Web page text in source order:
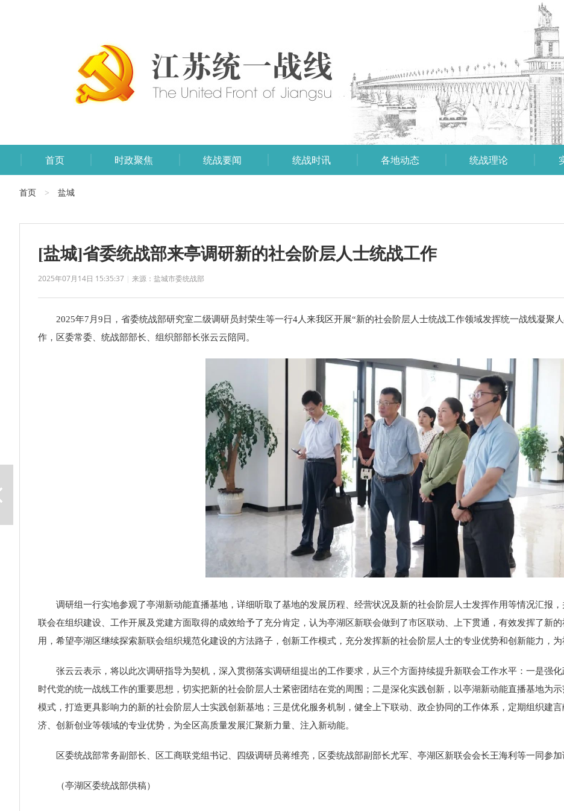
首页 时政聚焦 统战要闻 统战时讯 各地动态 统战理论
首页 > 盐城
[盐城]省委统战部来亭调研新的社会阶层人士统战工作
2025年07月14日 15:35:37 | 来源：盐城市委统战部
2025年7月9日，省委统战部研究室二级调研员封荣生等一行4人来我区开展“新的社会阶层人士统战工作领域发挥统一战线凝聚
作，区委常委、统战部部长、组织部部长张云云陪同。
调研组一行实地参观了亭湖新动能直播基地，详细听取了基地的发展历程、经营状况及新的社会阶层人士发挥作用等情况汇报
联会在组织建设、工作开展及党建方面取得的成效给予了充分肯定，认为亭湖区新联会做到了市区联动、上下贯通，有效发挥了新
用，希望亭湖区继续探索新联会组织规范化建设的方法路子，创新工作模式，充分发挥新的社会阶层人士的专业优势和创新能力，
张云云表示，将以此次调研指导为契机，深入贯彻落实调研组提出的工作要求，从三个方面持续提升新联会工作水平：一是强
时代党的统一战线工作的重要思想，切实把新的社会阶层人士紧密团结在党的周围；二是深化实践创新，以亭湖新动能直播基地为
模式，打造更具影响力的新的社会阶层人士实践创新基地；三是优化服务机制，健全上下联动、政企协同的工作体系，定期组织建
济、创新创业等领域的专业优势，为全区高质量发展汇聚新力量、注入新动能。
区委统战部常务副部长、区工商联党组书记、四级调研员蒋维亮，区委统战部副部长尤军、亭湖区新联会会长王海利等一同参加
（亭湖区委统战部供稿）